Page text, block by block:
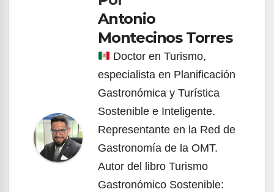
Antonio
Montecinos Torres
Doctor en Turismo,
especialista en Planificación
Gastronómica y Turística
Sostenible e Inteligente.
Representante en la Red de
Gastronomía de la OMT.
Autor del libro Turismo
Gastronómico Sostenible: